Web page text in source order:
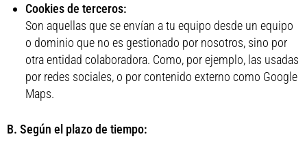
Cookies de terceros:
Son aquellas que se envían a tu equipo desde un equipo
o dominio que no es gestionado por nosotros, sino por
otra entidad colaboradora. Como, por ejemplo, las usadas
por redes sociales, o por contenido externo como Google
Maps.
B. Según el plazo de tiempo: